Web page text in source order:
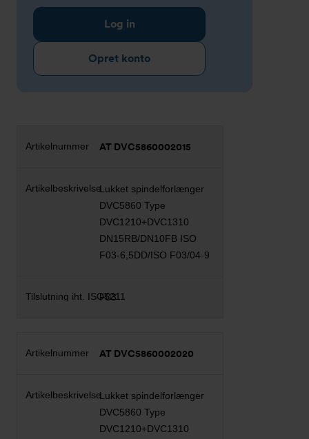
Log in
Opret konto
AT DVC5860002015
Lukket spindelforlænger
DVC5860 Type
DVC1210+DVC1310
DN15RB/DN10FB ISO
F03-6,5DD/ISO F03/04-9
F03
AT DVC5860002020
Lukket spindelforlænger
DVC5860 Type
DVC1210+DVC1310